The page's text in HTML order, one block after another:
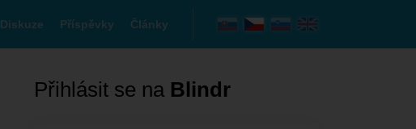
Diskuze Příspěvky Články
Přihlásit se na Blindr